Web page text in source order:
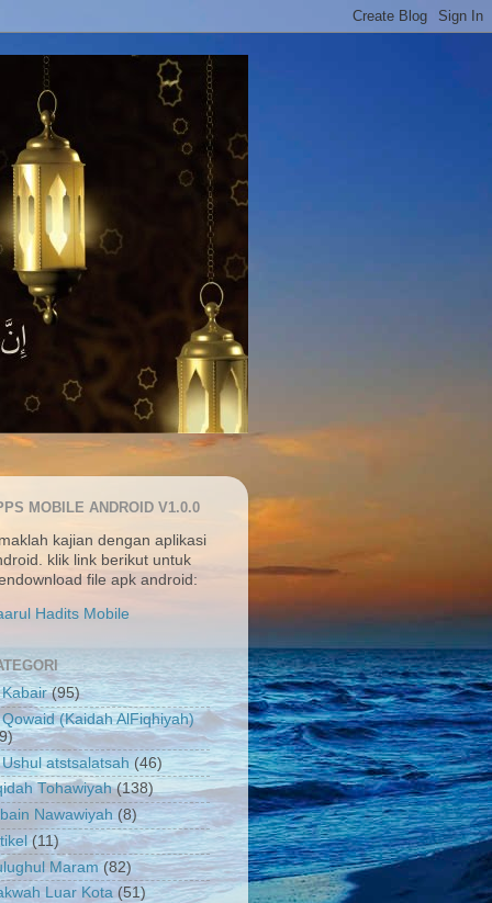
MOBILE ANDROID V1.0.0
kajian dengan aplikasi
klik link berikut untuk
file apk android:
Hadits Mobile
(95)
Qowaid (Kaidah AlFiqhiyah)
atstsalatsah (46)
Tohawiyah (138)
Nawawiyah (8)
(11)
Maram (82)
Luar Kota (51)